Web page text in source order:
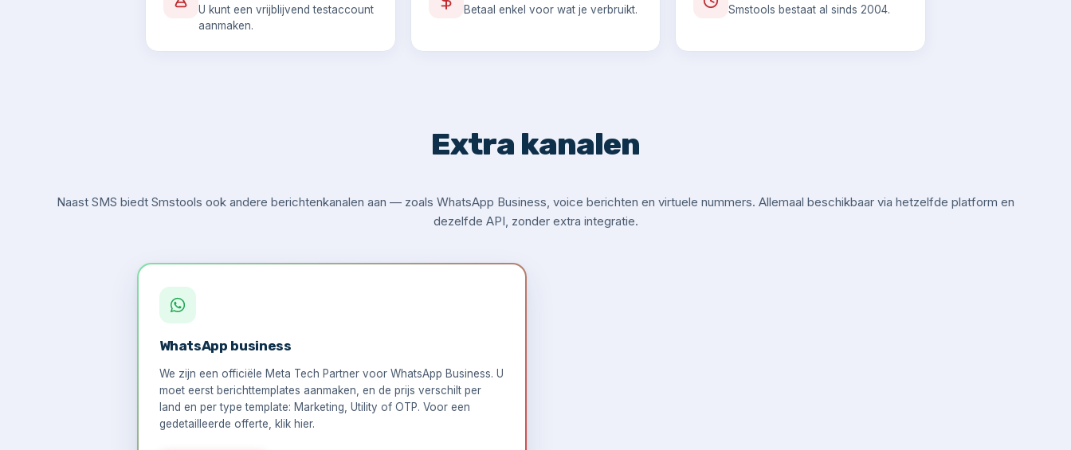
U kunt een vrijblijvend testaccount
aanmaken.
Betaal enkel voor wat je verbruikt. Smstools bestaat al sinds 2004.
Extra kanalen
Naast SMS biedt Smstools ook andere berichtenkanalen aan — zoals WhatsApp Business, voice berichten en virtuele nummers. Allemaal beschikbaar via hetzelfde platform en
dezelfde API, zonder extra integratie.
WhatsApp business
We zijn een officiële Meta Tech Partner voor WhatsApp Business. U
moet eerst berichttemplates aanmaken, en de prijs verschilt per
land en per type template: Marketing, Utility of OTP. Voor een
gedetailleerde offerte, klik hier.